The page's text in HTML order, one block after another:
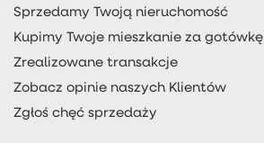
Sprzedamy Twoją nieruchomość
Kupimy Twoje mieszkanie za gotówkę
Zrealizowane transakcje
Zobacz opinie naszych Klientów
Zgłoś chęć sprzedaży